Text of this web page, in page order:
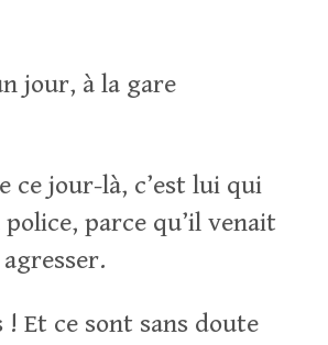
jour, à la gare
ce jour-là, c’est lui qui
police, parce qu’il venait
Et ce sont sans doute